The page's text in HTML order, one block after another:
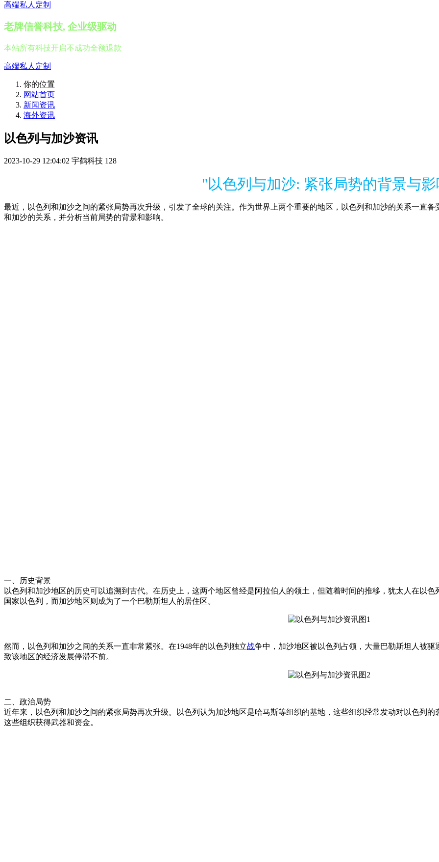
高端私人定制
老牌信誉科技, 企业级驱动
本站所有科技开启不成功全额退款
高端私人定制
你的位置
网站首页
新闻资讯
海外资讯
以色列与加沙资讯
2023-10-29 12:04:02 宇鹤科技 128
"以色列与加沙: 紧张局势的背景与
最近，以色列和加沙之间的紧张局势再次升级，引发了全球的关注。作为世界上两个重要的地区，以色列和加沙的关系一直
和加沙的关系，并分析当前局势的背景和影响。
一、历史背景
以色列和加沙地区的历史可以追溯到古代。在历史上，这两个地区曾经是阿拉伯人的领土，但随着时间的推移，犹太人在以
国家以色列，而加沙地区则成为了一个巴勒斯坦人的居住区。
然而，以色列和加沙之间的关系一直非常紧张。在1948年的以色列独立战争中，加沙地区被以色列占领，大量巴勒斯坦人被
致该地区的经济发展停滞不前。
二、政治局势
近年来，以色列和加沙之间的紧张局势再次升级。以色列认为加沙地区是哈马斯等组织的基地，这些组织经常发动对以色列
这些组织获得武器和资金。